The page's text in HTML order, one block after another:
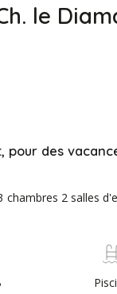
le
pour des
2 salles